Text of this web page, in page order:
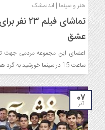
هنر و سینما | اندیمشک
تماشای
عشق
ساعت 15 در سینما خورشید به گرد هم آمدند.
۰۷
آذر